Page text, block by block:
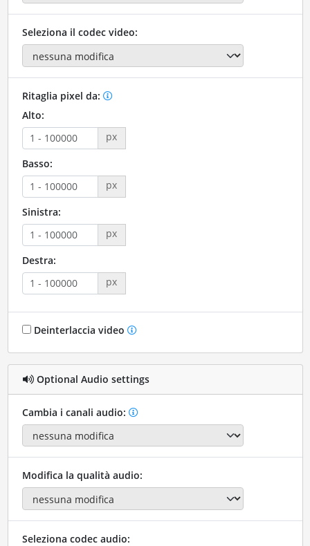
Seleziona il codec video:
Ritaglia pixel da:
Alto:
px
Basso:
px
Sinistra:
px
Destra:
px
Deinterlaccia video
Optional Audio settings
Cambia i canali audio:
Modifica la qualità audio:
Seleziona codec audio: